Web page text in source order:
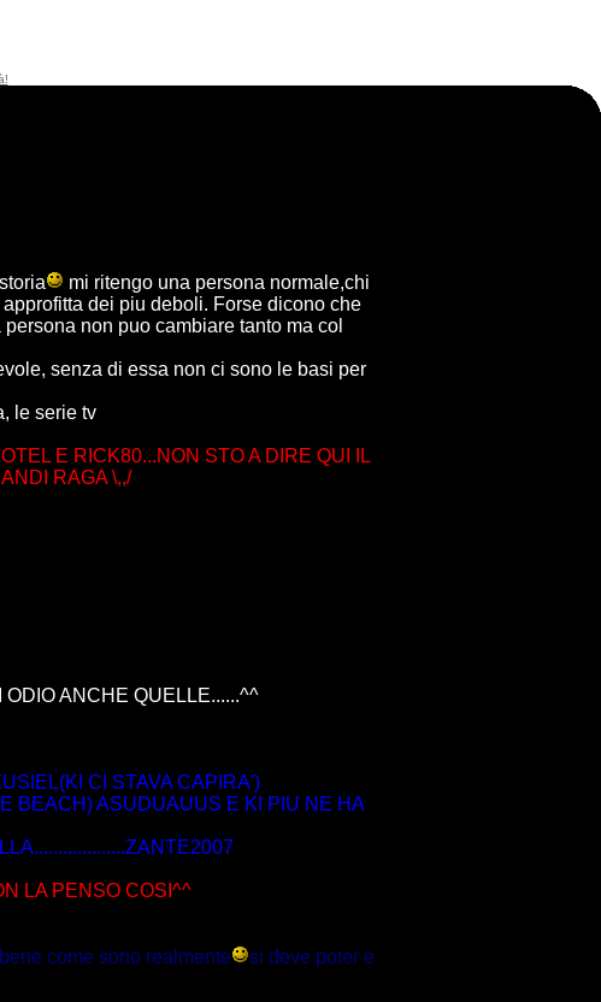
mi ritengo una persona normale,chi
dei piu deboli. Forse dicono che
non puo cambiare tanto ma col
senza di essa non ci sono le basi per
le serie tv
E RICK80...NON STO A DIRE QUI IL
RAGA \,,/
ANCHE QUELLE......^^
CI STAVA CAPIRA')
BEACH) ASUDUAUUS E KI PIU NE HA
LA PENSO COSI^^
come sono realmente
si deve poter e